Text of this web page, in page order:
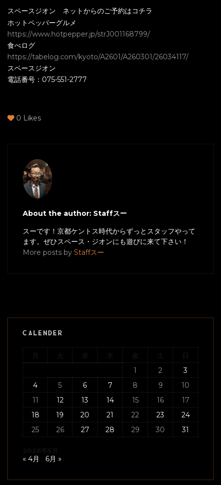
スペースジオン ネットからのご予約はコチラ
ホットペッパーグルメ
https://www.hotpepper.jp/strJ001168799/
食べログ
https://tabelog.com/kyoto/A2601/A260301/26034117/
スペースジオン
電話番号：075-551-2777
0 Likes
About the author: Staffスー
スーです！京都ケントス時代からずっとスタッフやって
ます。ぜひスペース・ジオンにも遊びに来て下さい！
More posts by Staffスー
CALENDER
1
2
3
4
5 6 7 8 9
10
11
12 13 14 15 16
17
18
19 20 21 22 23
24
25
26 27 28 29 30 31
« 4月 6月 »